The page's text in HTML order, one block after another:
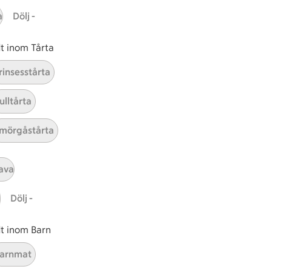
Dölj -
inom Tårta
Dölj -
inom Barn
att tillaga
har Medel svårighetsgrad